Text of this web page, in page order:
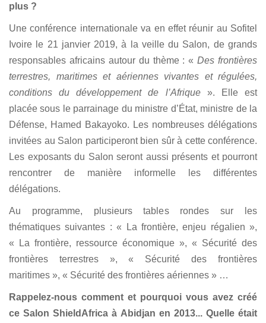
plus ?
Une conférence internationale va en effet réunir au Sofitel
Ivoire le 21 janvier 2019, à la veille du Salon, de grands
responsables africains autour du thème : «Des frontières
terrestres, maritimes et aériennes vivantes et régulées,
conditions du développement de l’Afrique». Elle est
placée sous le parrainage du ministre d’État, ministre de la
Défense, Hamed Bakayoko. Les nombreuses délégations
invitées au Salon participeront bien sûr à cette conférence.
Les exposants du Salon seront aussi présents et pourront
rencontrer de manière informelle les différentes
délégations.
Au programme, plusieurs tables rondes sur les
thématiques suivantes : « La frontière, enjeu régalien »,
« La frontière, ressource économique », « Sécurité des
frontières terrestres », « Sécurité des frontières
maritimes », « Sécurité des frontières aériennes » …
Rappelez-nous comment et pourquoi vous avez créé
ce Salon ShieldAfrica à Abidjan en 2013... Quelle était